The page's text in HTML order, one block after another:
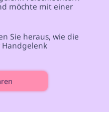
möchte mit einer
Handgelenk